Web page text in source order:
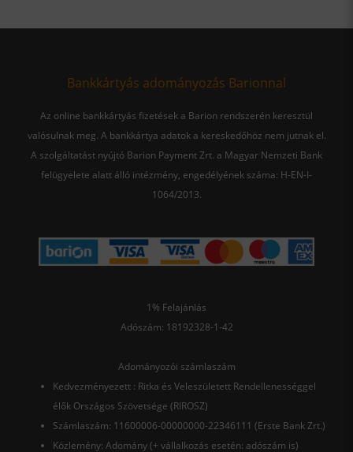
Bankkártyás adományozás Barionnal
Az online bankkártyás fizetések a Barion rendszerén keresztül
valósulnak meg. A bankkártya adatok a kereskedőhöz nem jutnak el.
A szolgáltatást nyújtó Barion Payment Zrt. a Magyar Nemzeti Bank
felügyelete alatt álló intézmény, engedélyének száma: H-EN-I-
1064/2013.
1% Felajánlás
Adószám: 18192328-1-42
Adományozói számlaszám
Kedvezményezett : Ritka és Veleszületett Rendellenességgel
élők Országos Szövetsége (RIROSZ)
Számlaszám: 11600006-00000000-22346111 (Erste Bank Zrt.)
Közlemény: Adomány (+ vállalkozás esetén: adószám is)